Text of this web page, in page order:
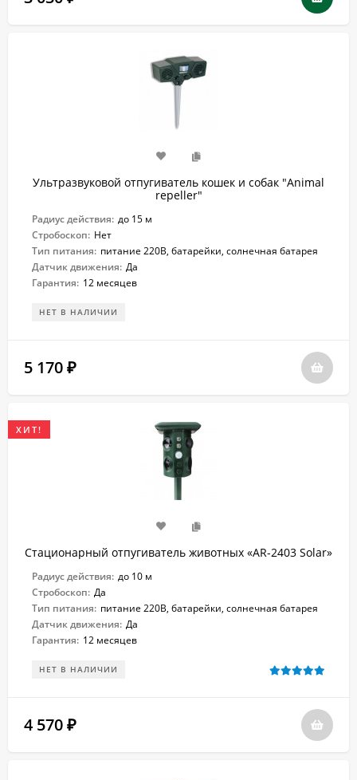
Ультразвуковой отпугиватель кошек и собак "Animal
repeller"
Радиус действия: до 15 м
Стробоскоп: Нет
Тип питания: питание 220В, батарейки, солнечная батарея
Датчик движения: Да
Гарантия: 12 месяцев
НЕТ В НАЛИЧИИ
5 170 ₽
ХИТ!
Стационарный отпугиватель животных «AR-2403 Solar»
Радиус действия: до 10 м
Стробоскоп: Да
Тип питания: питание 220В, батарейки, солнечная батарея
Датчик движения: Да
Гарантия: 12 месяцев
НЕТ В НАЛИЧИИ
4 570 ₽